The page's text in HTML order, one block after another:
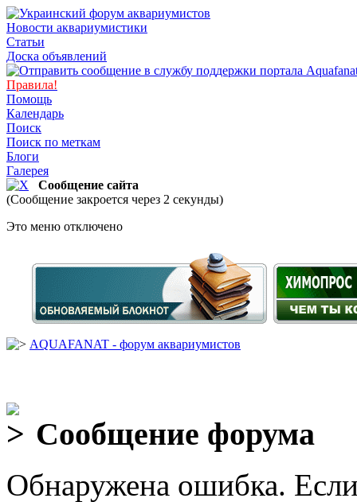
Новости аквариумистики
Статьи
Доска объявлений
Правила!
Помощь
Календарь
Поиск
Поиск по меткам
Блоги
Галерея
Сообщение сайта
(Сообщение закроется через 2 секунды)
Это меню отключено
AQUAFANAT - форум аквариумистов
Сообщение форума
Обнаружена ошибка.